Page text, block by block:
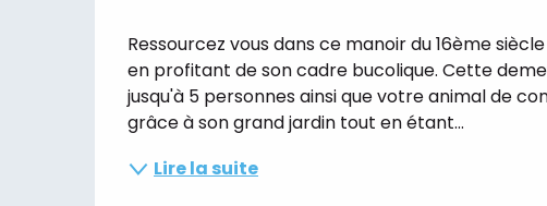
Description
Ressourcez vous dans ce manoir du 16ème
en profitant de son cadre bucolique. Cette
jusqu'à 5 personnes ainsi que votre animal de
grâce à son grand jardin tout en étant...
Lire la suite